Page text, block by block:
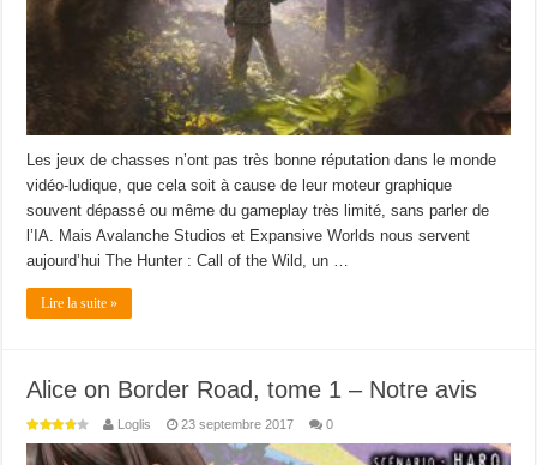
Les jeux de chasses n’ont pas très bonne réputation dans le monde
vidéo-ludique, que cela soit à cause de leur moteur graphique
souvent dépassé ou même du gameplay très limité, sans parler de
l’IA. Mais Avalanche Studios et Expansive Worlds nous servent
aujourd’hui The Hunter : Call of the Wild, un …
Lire la suite »
Alice on Border Road, tome 1 – Notre avis
Loglis 23 septembre 2017 0